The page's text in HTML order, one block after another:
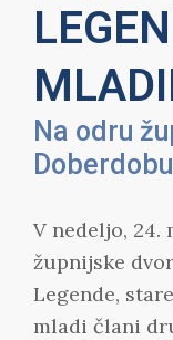
Na odru
Doberdobu
V nedeljo, 24.
župnijske
Legende,
mladi člani